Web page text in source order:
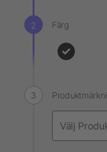
Färg